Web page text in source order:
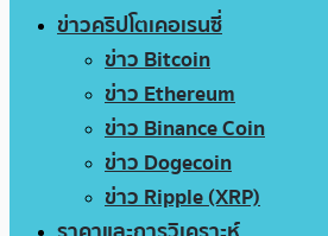
ข่าวคริปโตเคอเรนซี่
ข่าว Bitcoin
ข่าว Ethereum
ข่าว Binance Coin
ข่าว Dogecoin
ข่าว Ripple (XRP)